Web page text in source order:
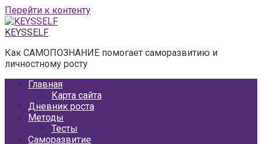
Перейти к контенту
KEYSSELF
Как САМОПОЗНАНИЕ помогает саморазвитию и
личностному росту
Главная
Карта сайта
Дневник роста
Методы
Тесты
Саморазвитие